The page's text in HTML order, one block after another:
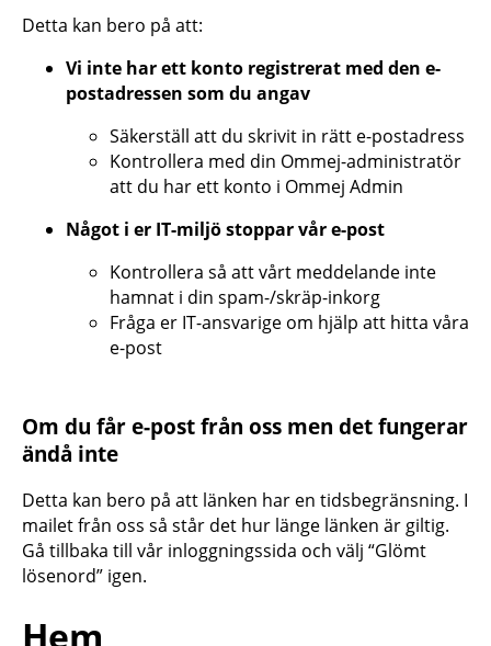
Detta kan bero på att:
Vi inte har ett konto registrerat med den e-
postadressen som du angav
Säkerställ att du skrivit in rätt e-postadress
Kontrollera med din Ommej-administratör
att du har ett konto i Ommej Admin
Något i er IT-miljö stoppar vår e-post
Kontrollera så att vårt meddelande inte
hamnat i din spam-/skräp-inkorg
Fråga er IT-ansvarige om hjälp att hitta våra
e-post
Om du får e-post från oss men det fungerar
ändå inte
Detta kan bero på att länken har en tidsbegränsning. I
mailet från oss så står det hur länge länken är giltig.
Gå tillbaka till vår inloggningssida och välj “Glömt
lösenord” igen.
Hem